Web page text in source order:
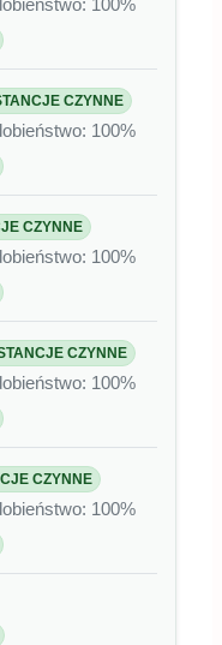
CZYNNE
100%
CZYNNE
100%
CZYNNE
100%
CZYNNE
100%